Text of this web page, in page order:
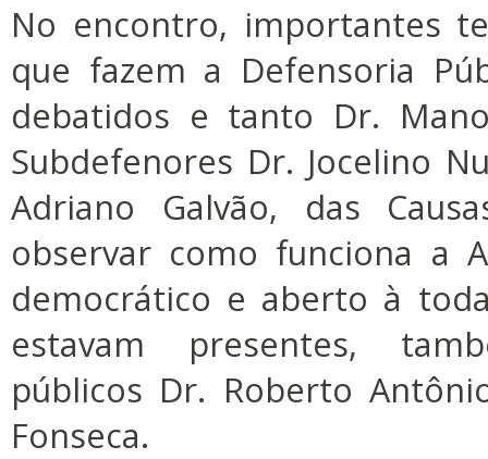
No encontro, importantes
que fazem a Defensoria
debatidos e tanto Dr.
Subdefenores Dr. Jocelino
Adriano Galvão, das
observar como funciona a
democrático e aberto à
estavam presentes,
públicos Dr. Roberto
Fonseca.